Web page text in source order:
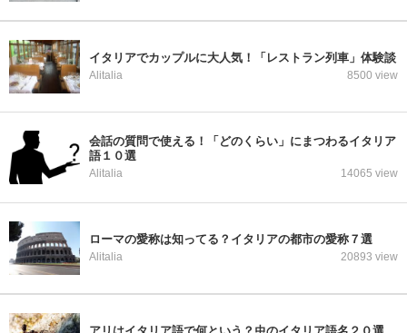
イタリアでカップルに大人気！「レストラン列車」体験談
Alitalia 8500 view
会話の質問で使える！「どのくらい」にまつわるイタリア
語１０選
Alitalia 14065 view
ローマの愛称は知ってる？イタリアの都市の愛称７選
Alitalia 20893 view